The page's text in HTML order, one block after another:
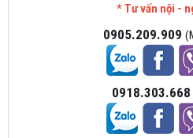
* Tư vấn nội -
0905.209.909
0918.303.668